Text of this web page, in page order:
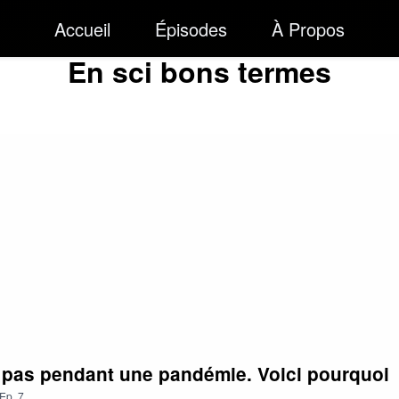
Accueil Épisodes À Propos
En sci bons termes
pendant une pandémie. Voici pourquoi